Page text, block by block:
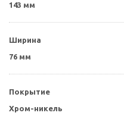
143 мм
Ширина
76 мм
Покрытие
Хром-никель